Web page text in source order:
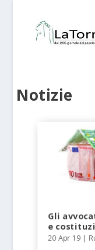
Notizie
Gli
e
20 Apr 19 |